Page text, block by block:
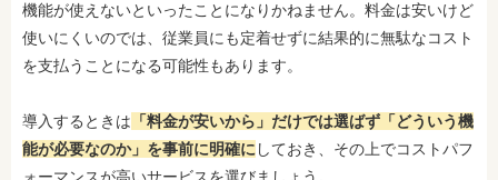
機能が使えないといったことになりかねません。料金は安いけど
使いにくいのでは、従業員にも定着せずに結果的に無駄なコスト
を支払うことになる可能性もあります。
導入するときは 「料金が安いから」だけでは選ばず「どういう機
能が必要なのか」を事前に明確にしておき、その上でコストパフ